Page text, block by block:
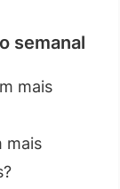
semanal
mais
mais